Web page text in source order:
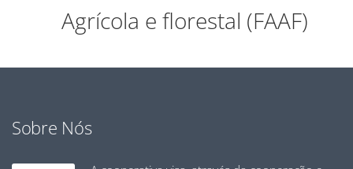
Agrícola e florestal (FAAF)
Sobre Nós